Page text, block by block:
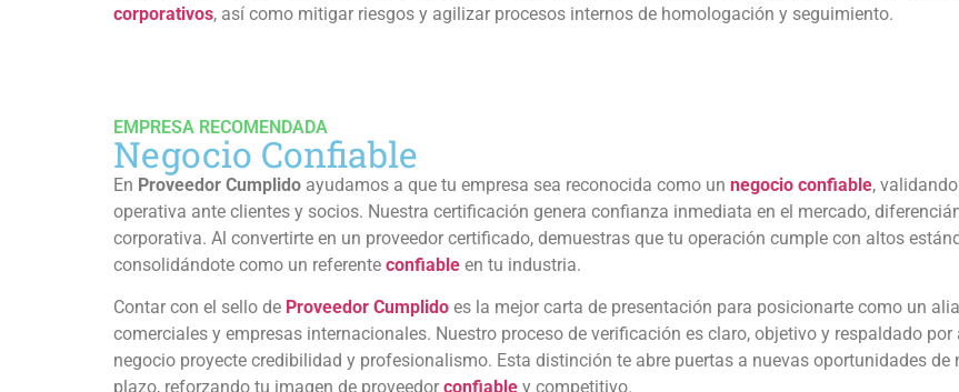
corporativos, así como mitigar riesgos y agilizar procesos internos de homologación y seguimiento.
EMPRESA RECOMENDADA
Negocio Confiable
En Proveedor Cumplido ayudamos a que tu empresa sea reconocida como un negocio confiable,
operativa ante clientes y socios. Nuestra certificación genera confianza inmediata en el mercado,
corporativa. Al convertirte en un proveedor certificado, demuestras que tu operación cumple con altos
consolidándote como un referente confiable en tu industria.
Contar con el sello de Proveedor Cumplido es la mejor carta de presentación para posicionarte como un
comerciales y empresas internacionales. Nuestro proceso de verificación es claro, objetivo y respaldado
negocio proyecte credibilidad y profesionalismo. Esta distinción te abre puertas a nuevas oportunidades
plazo, reforzando tu imagen de proveedor confiable y competitivo.